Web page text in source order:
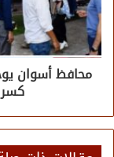
محافظ أسوان
كسر